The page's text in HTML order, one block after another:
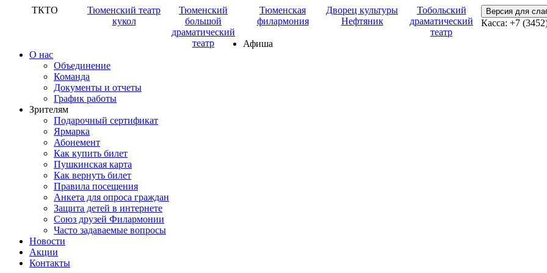
ТКТО
Тюменский театр
кукол
Тюменский
большой
драматический
театр
Тюменская
филармония
Дворец культуры
Нефтяник
Тобольский
драматический
театр
Версия для
Касса: +7
Афиша
О нас
Объединение
Команда
Документы и отчеты
График работы
Зрителям
Подарочный сертификат
Ярмарка
Абонемент
Как купить билет
Пушкинская карта
Как вернуть билет
Правила посещения
Анкета для опроса граждан
Защита детей в интернете
Союз друзей Филармонии
Часто задаваемые вопросы
Новости
Акции
Контакты